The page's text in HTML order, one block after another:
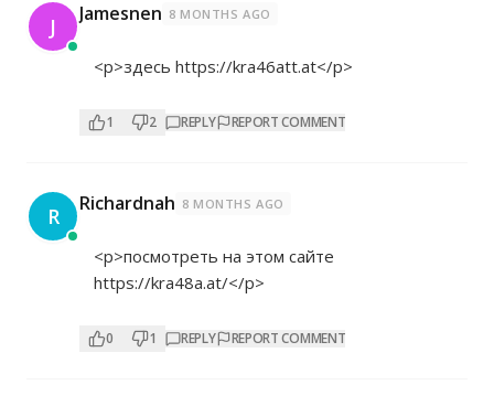
J Jamesnen 8 MONTHS AGO
<p>здесь https://kra46att.at</p>
1 2 REPLY REPORT COMMENT
R Richardnah 8 MONTHS AGO
<p>посмотреть на этом сайте
https://kra48a.at/</p>
0 1 REPLY REPORT COMMENT